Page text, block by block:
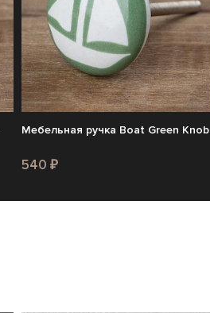
Мебельная ручка Boat Green Knob
540 ₽